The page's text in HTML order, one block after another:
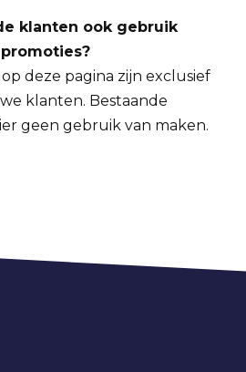
klanten ook gebruik
deze pagina zijn exclusief
klanten. Bestaande
geen gebruik van maken.